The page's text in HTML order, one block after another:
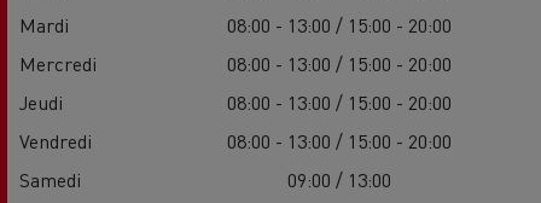
Mardi
08:00 - 13:00 / 15:00 - 20:00
Mercredi
08:00 - 13:00 / 15:00 - 20:00
Jeudi
08:00 - 13:00 / 15:00 - 20:00
Vendredi
08:00 - 13:00 / 15:00 - 20:00
Samedi
09:00 / 13:00